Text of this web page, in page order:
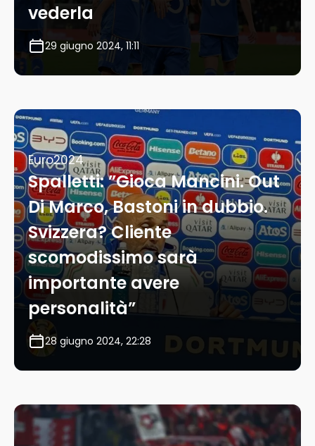
vederla
29 giugno 2024, 11:11
Euro2024
Spalletti: ”Gioca Mancini. Out
Di Marco, Bastoni in dubbio.
Svizzera? Cliente
scomodissimo sarà
importante avere
personalità”
28 giugno 2024, 22:28